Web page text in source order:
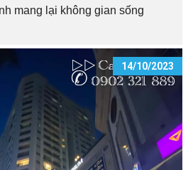
mang lại không gian sống
14/10/2023